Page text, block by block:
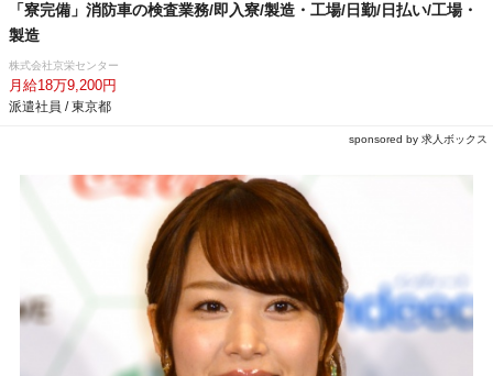
「寮完備」消防車の検査業務/即入寮/製造・工場/日勤/日払い/工場・
製造
株式会社京栄センター
月給18万9,200円
派遣社員 / 東京都
sponsored by 求人ボックス